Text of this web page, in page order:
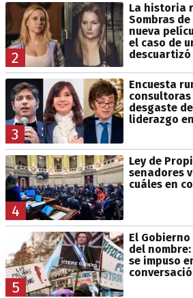
2
La historia
Sombras
nueva
el caso de
3
Encuesta
desgaste
liderazgo
4
Ley de
senadores
cuáles en
5
El
del
se impuso